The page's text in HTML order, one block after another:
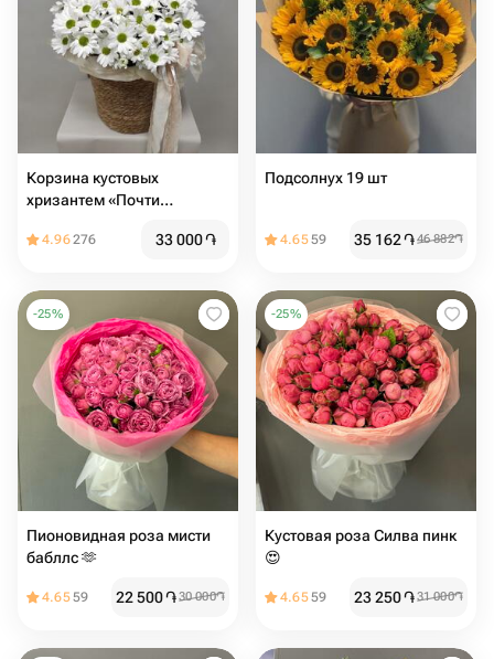
Корзина кустовых
хризантем «Почти
4.96276 33 000֏
Подсолнух 19 шт
4.6559 35 162֏46 882֏
-25%
Пионовидная роза мисти
бабллс 🫶
4.6559 22 500֏30 000֏
-25%
Кустовая роза Силва пинк
😍
4.6559 23 250֏31 000֏